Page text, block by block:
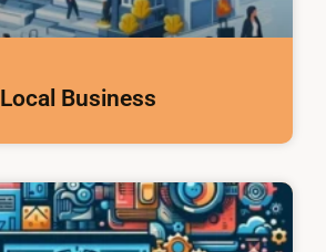
Local Business